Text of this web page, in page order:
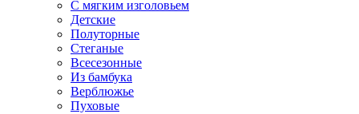
С мягким изголовьем
Детские
Полуторные
Стеганые
Всесезонные
Из бамбука
Верблюжье
Пуховые